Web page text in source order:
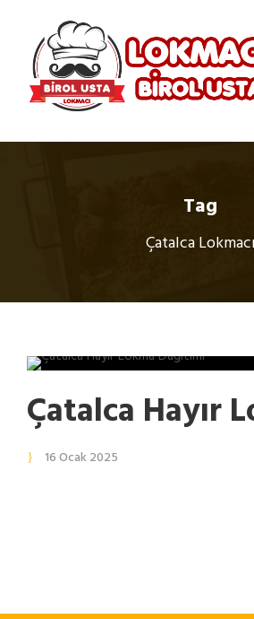
Tag
Çatalca Lokmacı
Çatalca Hayır
16 Ocak 2025